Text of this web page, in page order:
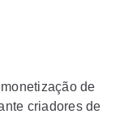
de
criadores de